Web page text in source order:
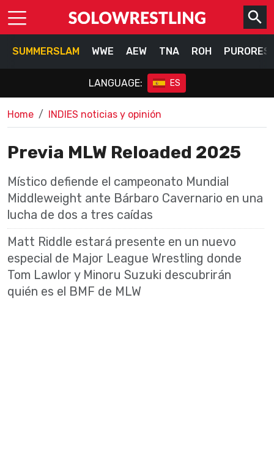
SUMMERSLAM WWE AEW TNA ROH
LANGUAGE: ES
Home INDIES noticias y opinión
Previa MLW Reloaded 2025
Místico defiende el campeonato Mundial
Middleweight ante Bárbaro Cavernario en una
lucha de dos a tres caídas
Matt Riddle estará presente en un nuevo
especial de Major League Wrestling donde
Tom Lawlor y Minoru Suzuki descubrirán
quién es el BMF de MLW